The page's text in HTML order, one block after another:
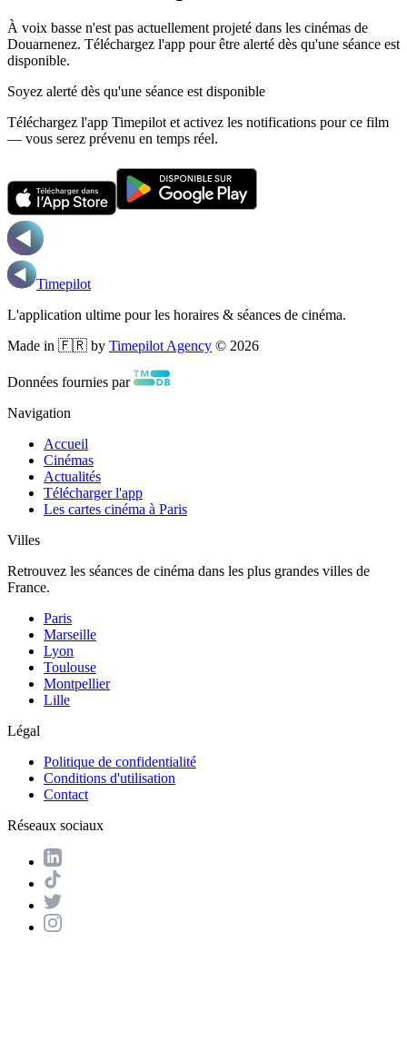
À voix basse n'est pas actuellement projeté dans les cinémas de
Douarnenez. Téléchargez l'app pour être alerté dès qu'une séance est
disponible.
Soyez alerté dès qu'une séance est disponible
Téléchargez l'app Timepilot et activez les notifications pour ce film
— vous serez prévenu en temps réel.
Timepilot
L'application ultime pour les horaires & séances de cinéma.
Made in 🇫🇷 by Timepilot Agency © 2026
Données fournies par
Navigation
Accueil
Cinémas
Actualités
Télécharger l'app
Les cartes cinéma à Paris
Villes
Retrouvez les séances de cinéma dans les plus grandes villes de
France.
Paris
Marseille
Lyon
Toulouse
Montpellier
Lille
Légal
Politique de confidentialité
Conditions d'utilisation
Contact
Réseaux sociaux